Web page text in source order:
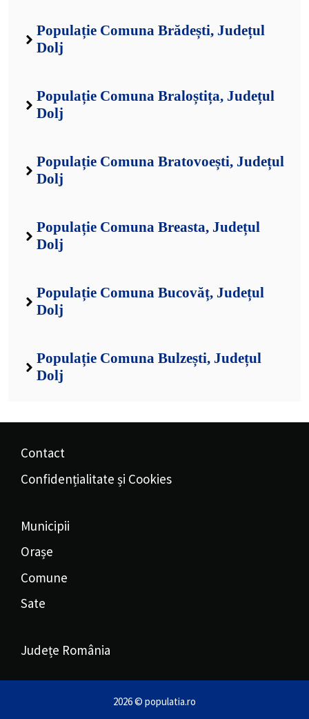
Populație Comuna Brădești, Județul
Dolj
Populație Comuna Braloștița, Județul
Dolj
Populație Comuna Bratovoești, Județul
Dolj
Populație Comuna Breasta, Județul
Dolj
Populație Comuna Bucovăț, Județul
Dolj
Populație Comuna Bulzești, Județul
Dolj
Contact
Confidențialitate și Cookies
Municipii
Orașe
Comune
Sate
Județe România
2026 © populatia.ro